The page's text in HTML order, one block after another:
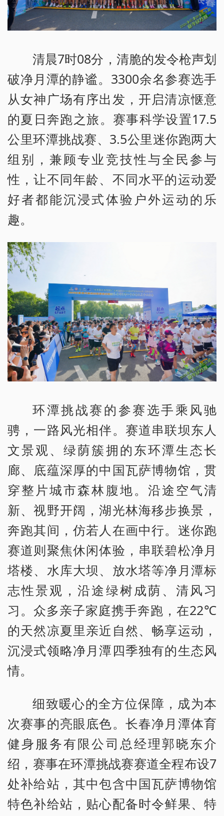
清晨7时08分，清脆的发令枪声划
破净月潭的静谧。3300余名参赛选手
从女神广场有序出发，开启清凉惬意
的夏日奔跑之旅。赛事科学设置17.5
公里环潭挑战赛、3.5公里迷你跑两大
组别，兼顾专业竞技性与全民参与
性，让不同年龄、不同水平的运动爱
好者都能沉浸式体验户外运动的乐
趣。
环潭挑战赛的参赛选手乘风驰
骋，一路风光相伴。赛道串联坝东人
文景观、绿荫簇拥的东环潭生态长
廊、底蕴深厚的中国瓦萨博物馆，贯
穿整片城市森林腹地。沿途空气清
新、视野开阔，湖光林海移步换景，
奔跑其间，仿若人在画中行。迷你跑
赛道则聚焦休闲体验，串联碧松净月
塔楼、水库大坝、放水塔等净月潭标
志性景观，沿途绿树成荫、清风习
习。众多亲子家庭携手奔跑，在22℃
的天然凉夏里亲近自然、畅享运动，
沉浸式领略净月潭四季独有的生态风
情。
细致暖心的全方位保障，成为本
次赛事的亮眼底色。长春净月潭体育
健身服务有限公司总经理郭晓东介
绍，赛事在环潭挑战赛赛道全程布设7
处补给站，其中包含中国瓦萨博物馆
特色补给站，贴心配备时令鲜果、特